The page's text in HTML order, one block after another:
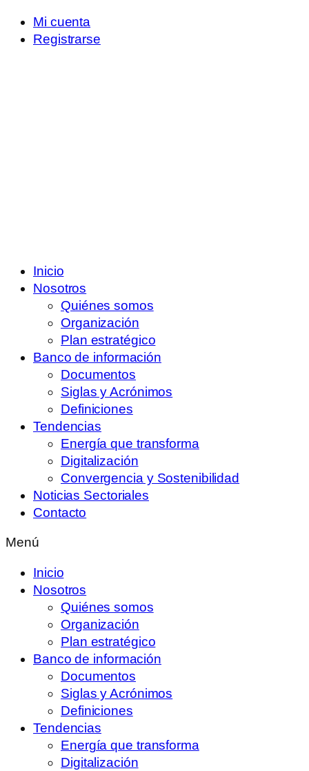
Mi cuenta
Registrarse
Inicio
Nosotros
Quiénes somos
Organización
Plan estratégico
Banco de información
Documentos
Siglas y Acrónimos
Definiciones
Tendencias
Energía que transforma
Digitalización
Convergencia y Sostenibilidad
Noticias Sectoriales
Contacto
Menú
Inicio
Nosotros
Quiénes somos
Organización
Plan estratégico
Banco de información
Documentos
Siglas y Acrónimos
Definiciones
Tendencias
Energía que transforma
Digitalización